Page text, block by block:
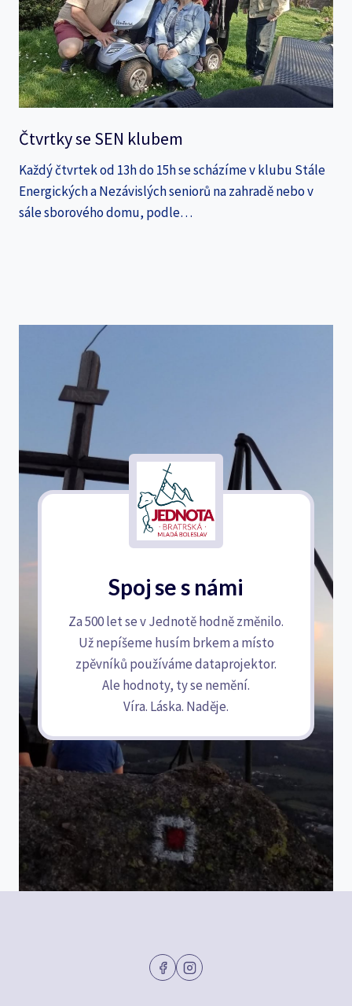
Čtvrtky se SEN klubem
Každý čtvrtek od 13h do 15h se scházíme v klubu Stále
Energických a Nezávislých seniorů na zahradě nebo v
sále sborového domu, podle…
Spoj se s námi
Za 500 let se v Jednotě hodně změnilo.
Už nepíšeme husím brkem a místo
zpěvníků používáme dataprojektor.
Ale hodnoty, ty se nemění.
Víra. Láska. Naděje.